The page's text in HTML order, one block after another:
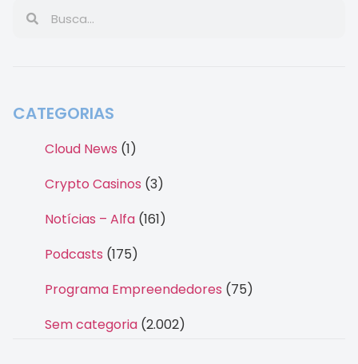
CATEGORIAS
Cloud News (1)
Crypto Casinos (3)
Notícias – Alfa (161)
Podcasts (175)
Programa Empreendedores (75)
Sem categoria (2.002)